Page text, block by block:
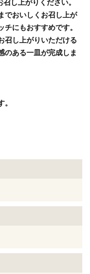
し上がりください。
でおいしくお召し上が
にもおすすめです。
召し上がりいただける
のある一皿が完成しま